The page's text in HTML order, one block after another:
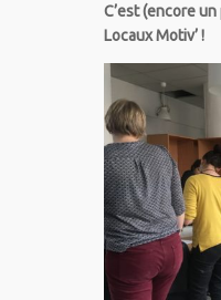
C’est (encore
Locaux Motiv’ !